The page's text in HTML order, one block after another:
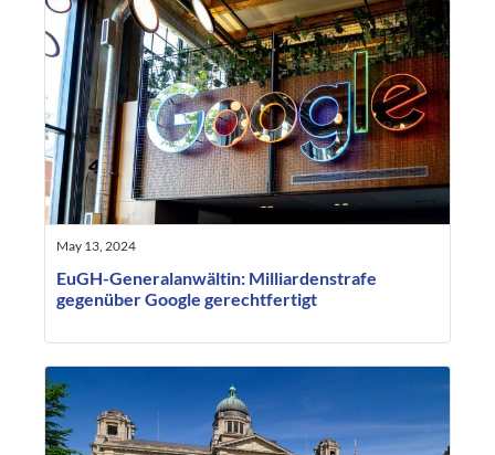
May 13, 2024
EuGH-Generalanwältin: Milliardenstrafe
gegenüber Google gerechtfertigt